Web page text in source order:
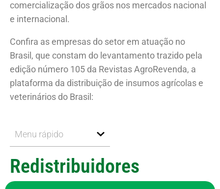
comercialização dos grãos nos mercados nacional
e internacional.
Confira as empresas do setor em atuação no
Brasil, que constam do levantamento trazido pela
edição número 105 da Revistas AgroRevenda, a
plataforma da distribuição de insumos agrícolas e
veterinários do Brasil:
Menu rápido
Redistribuidores